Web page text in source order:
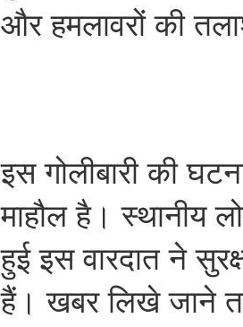
और हमलावरों की
इस गोलीबारी की
माहौल है। स्थानीय
हुई इस वारदात ने
हैं। खबर लिखे जाने